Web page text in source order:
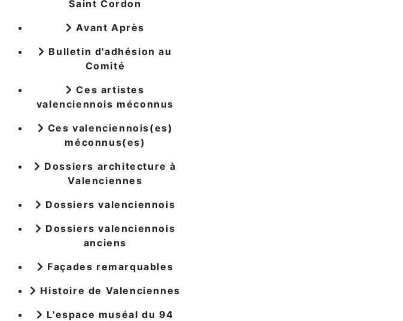
Saint Cordon
Avant Après
Bulletin d'adhésion au
Comité
Ces artistes
valenciennois méconnus
Ces valenciennois(es)
méconnus(es)
Dossiers architecture à
Valenciennes
Dossiers valenciennois
Dossiers valenciennois
anciens
Façades remarquables
Histoire de Valenciennes
L'espace muséal du 94